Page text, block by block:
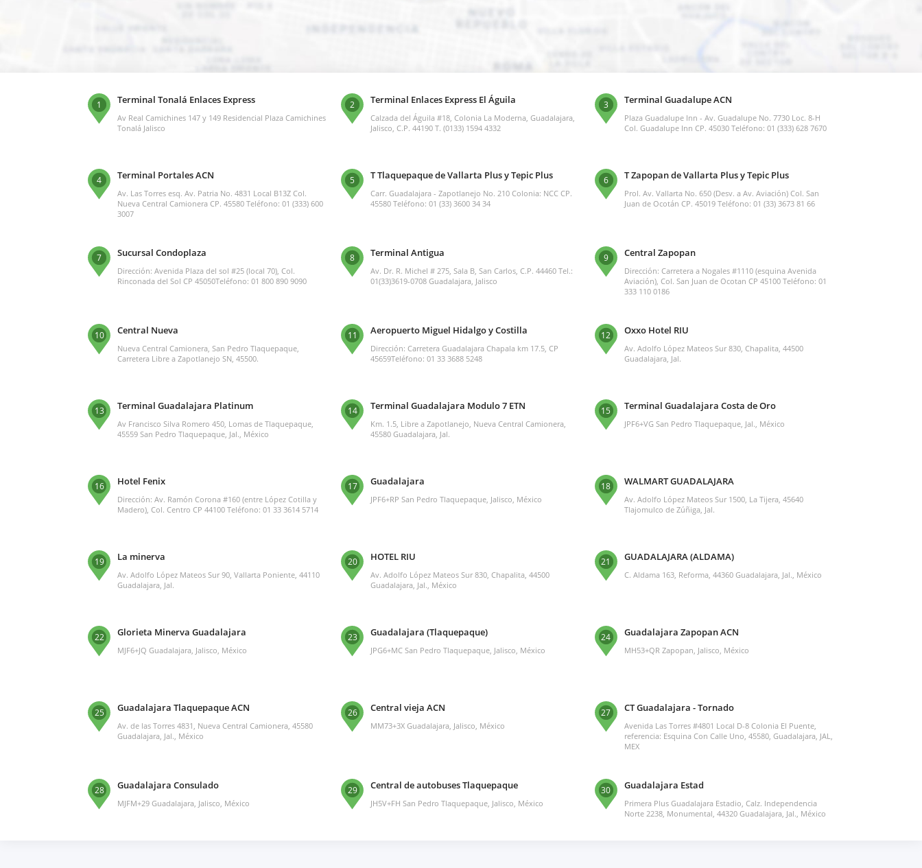
1 Terminal Tonalá Enlaces Express
Av Real Camichines 147 y 149 Residencial Plaza Camichines
Tonalá Jalisco
2 Terminal Enlaces Express El Águila
Calzada del Águila #18, Colonia La Moderna, Guadalajara,
Jalisco, C.P. 44190 T. (0133) 1594 4332
3 Terminal Guadalupe ACN
Plaza Guadalupe Inn - Av. Guadalupe No. 7730 Loc. 8-H
Col. Guadalupe Inn CP. 45030 Teléfono: 01 (333) 628 7670
4 Terminal Portales ACN
Av. Las Torres esq. Av. Patria No. 4831 Local B13Z Col.
Nueva Central Camionera CP. 45580 Teléfono: 01 (333) 600
3007
5 T Tlaquepaque de Vallarta Plus y Tepic Plus
Carr. Guadalajara - Zapotlanejo No. 210 Colonia: NCC CP.
45580 Teléfono: 01 (33) 3600 34 34
6 T Zapopan de Vallarta Plus y Tepic Plus
Prol. Av. Vallarta No. 650 (Desv. a Av. Aviación) Col. San
Juan de Ocotán CP. 45019 Teléfono: 01 (33) 3673 81 66
7 Sucursal Condoplaza
Dirección: Avenida Plaza del sol #25 (local 70), Col.
Rinconada del Sol CP 45050Teléfono: 01 800 890 9090
8 Terminal Antigua
Av. Dr. R. Michel # 275, Sala B, San Carlos, C.P. 44460 Tel.:
01(33)3619-0708 Guadalajara, Jalisco
9 Central Zapopan
Dirección: Carretera a Nogales #1110 (esquina Avenida
Aviación), Col. San Juan de Ocotan CP 45100 Teléfono: 01
333 110 0186
10 Central Nueva
Nueva Central Camionera, San Pedro Tlaquepaque,
Carretera Libre a Zapotlanejo SN, 45500.
11 Aeropuerto Miguel Hidalgo y Costilla
Dirección: Carretera Guadalajara Chapala km 17.5, CP
45659Teléfono: 01 33 3688 5248
12 Oxxo Hotel RIU
Av. Adolfo López Mateos Sur 830, Chapalita, 44500
Guadalajara, Jal.
13 Terminal Guadalajara Platinum
Av Francisco Silva Romero 450, Lomas de Tlaquepaque,
45559 San Pedro Tlaquepaque, Jal., México
14 Terminal Guadalajara Modulo 7 ETN
Km. 1.5, Libre a Zapotlanejo, Nueva Central Camionera,
45580 Guadalajara, Jal.
15 Terminal Guadalajara Costa de Oro
JPF6+VG San Pedro Tlaquepaque, Jal., México
16 Hotel Fenix
Dirección: Av. Ramón Corona #160 (entre López Cotilla y
Madero), Col. Centro CP 44100 Teléfono: 01 33 3614 5714
17 Guadalajara
JPF6+RP San Pedro Tlaquepaque, Jalisco, México
18 WALMART GUADALAJARA
Av. Adolfo López Mateos Sur 1500, La Tijera, 45640
Tlajomulco de Zúñiga, Jal.
19 La minerva
Av. Adolfo López Mateos Sur 90, Vallarta Poniente, 44110
Guadalajara, Jal.
20 HOTEL RIU
Av. Adolfo López Mateos Sur 830, Chapalita, 44500
Guadalajara, Jal., México
21 GUADALAJARA (ALDAMA)
C. Aldama 163, Reforma, 44360 Guadalajara, Jal., México
22 Glorieta Minerva Guadalajara
MJF6+JQ Guadalajara, Jalisco, México
23 Guadalajara (Tlaquepaque)
JPG6+MC San Pedro Tlaquepaque, Jalisco, México
24 Guadalajara Zapopan ACN
MH53+QR Zapopan, Jalisco, México
25 Guadalajara Tlaquepaque ACN
Av. de las Torres 4831, Nueva Central Camionera, 45580
Guadalajara, Jal., México
26 Central vieja ACN
MM73+3X Guadalajara, Jalisco, México
27 CT Guadalajara - Tornado
Avenida Las Torres #4801 Local D-8 Colonia El Puente,
referencia: Esquina Con Calle Uno, 45580, Guadalajara, JAL,
MEX
28 Guadalajara Consulado
MJFM+29 Guadalajara, Jalisco, México
29 Central de autobuses Tlaquepaque
JH5V+FH San Pedro Tlaquepaque, Jalisco, México
30 Guadalajara Estad
Primera Plus Guadalajara Estadio, Calz. Independencia
Norte 2238, Monumental, 44320 Guadalajara, Jal., México